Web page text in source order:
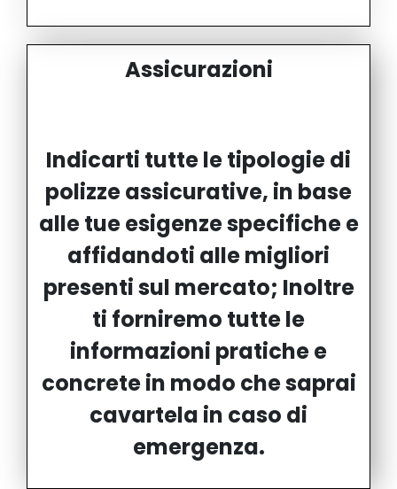
Assicurazioni
Indicarti tutte le tipologie di
polizze assicurative, in base
alle tue esigenze specifiche e
affidandoti alle migliori
presenti sul mercato; Inoltre
ti forniremo tutte le
informazioni pratiche e
concrete in modo che saprai
cavartela in caso di
emergenza.